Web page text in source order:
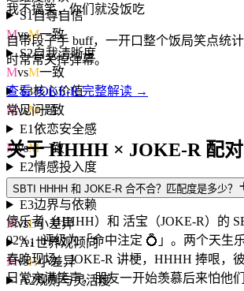
S1自尊自信
MvsM一致
S2自我清晰度
MvsM一致
S3核心价值
MvsM一致
E1依恋安全感
MvsM一致
E2情感投入度
MvsM 一致
E3边界与依赖
MvsL小差异
A1世界观倾向
MvsH小差异
A2规则与灵活度
我不搞笑，你们就没饭吃
自带段子手 buff，一开口整个饭局笑点统
时常常关掉弹幕。
查看 JOKE-R 完整解读 →
常见问题
关于 HHHH × JOKE-R 配
SBTI HHHH 和 JOKE-R 合不合？匹配度是多少？
傻乐者（HHHH）和 活宝（JOKE-R）的
92%，评级为「命中注定 💍」。两个天生
春晚现场。JOKE-R 讲梗，HHHH 捧哏，
日常充满笑声，朋友一开始羡慕后来怕他们